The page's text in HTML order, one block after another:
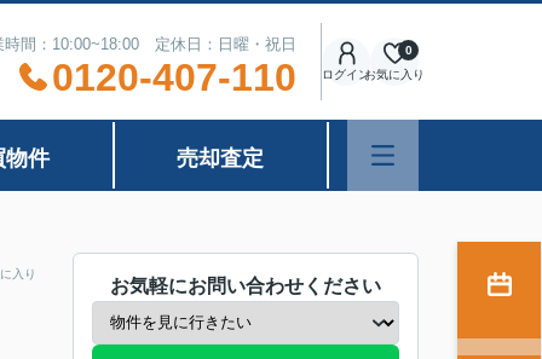
時間：10:00~18:00 定休日：日曜・祝日
0120-407-110 ログインお気に入り
0
物件 売却査定
入り
お気軽にお問い合わせください